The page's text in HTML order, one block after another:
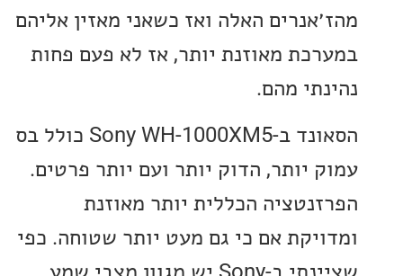
האלה ואז כשאני מאזין אליהם
מאוזנת יותר, אז לא פעם פחות
מהם.
הסאונד ב-Sony WH-1000XM5 כולל בס
יותר, הדוק יותר ועם יותר פרטים.
הכללית יותר מאוזנת
אם כי גם מעט יותר שטוחה. כפי